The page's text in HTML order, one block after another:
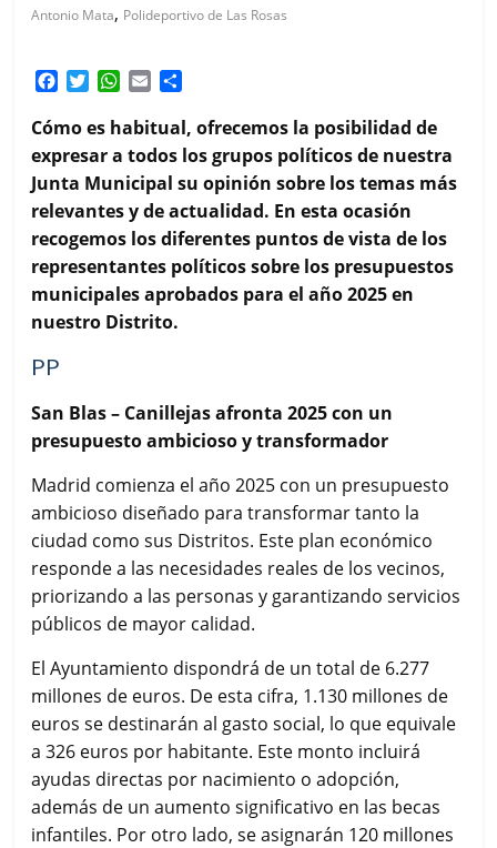
Antonio Mata, Polideportivo de Las Rosas
c
e
b
o
o
k
i
t
t
e
r
W
a
t
s
A
p
p
a
i
l
m
p
a
r
t
i
r
Cómo es habitual, ofrecemos la posibilidad de
expresar a todos los grupos políticos de nuestra
Junta Municipal su opinión sobre los temas más
relevantes y de actualidad. En esta ocasión
recogemos los diferentes puntos de vista de los
representantes políticos sobre los presupuestos
municipales aprobados para el año 2025 en
nuestro Distrito.
PP
San Blas – Canillejas afronta 2025 con un
presupuesto ambicioso y transformador
Madrid comienza el año 2025 con un presupuesto
ambicioso diseñado para transformar tanto la
ciudad como sus Distritos. Este plan económico
responde a las necesidades reales de los vecinos,
priorizando a las personas y garantizando servicios
públicos de mayor calidad.
El Ayuntamiento dispondrá de un total de 6.277
millones de euros. De esta cifra, 1.130 millones de
euros se destinarán al gasto social, lo que equivale
a 326 euros por habitante. Este monto incluirá
ayudas directas por nacimiento o adopción,
además de un aumento significativo en las becas
infantiles. Por otro lado, se asignarán 120 millones